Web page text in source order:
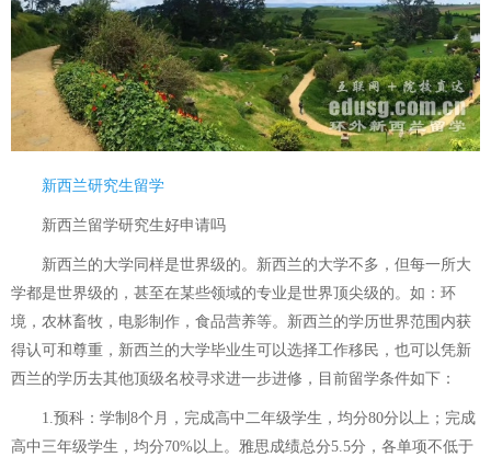
新西兰研究生留学
新西兰留学研究生好申请吗
新西兰的大学同样是世界级的。新西兰的大学不多，但每一所大
学都是世界级的，甚至在某些领域的专业是世界顶尖级的。如：环
境，农林畜牧，电影制作，食品营养等。新西兰的学历世界范围内获
得认可和尊重，新西兰的大学毕业生可以选择工作移民，也可以凭新
西兰的学历去其他顶级名校寻求进一步进修，目前留学条件如下：
1.预科：学制8个月，完成高中二年级学生，均分80分以上；完成
高中三年级学生，均分70%以上。雅思成绩总分5.5分，各单项不低于